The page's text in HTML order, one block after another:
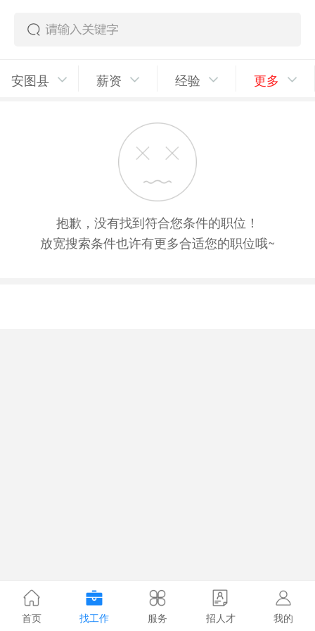
安图县 薪资 经验 更多
抱歉，没有找到符合您条件的职位！
放宽搜索条件也许有更多合适您的职位哦~
首页 找工作 服务 招人才 我的